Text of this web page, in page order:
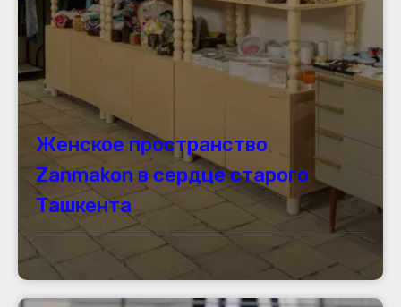
Женское пространство
Zanmakon в сердце старого
Ташкента